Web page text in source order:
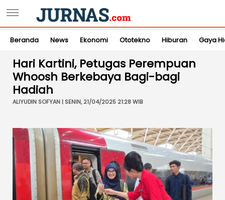
Beranda News Ekonomi Ototekno Hiburan Gaya
Hari Kartini, Petugas Perempuan
Whoosh Berkebaya Bagi-bagi
Hadiah
ALIYUDIN SOFYAN | SENIN, 21/04/2025 21:28 WIB